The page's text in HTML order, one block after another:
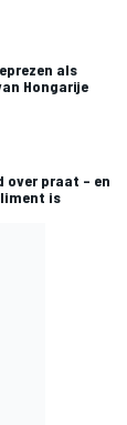
als
Hongarije
over praat – en
is